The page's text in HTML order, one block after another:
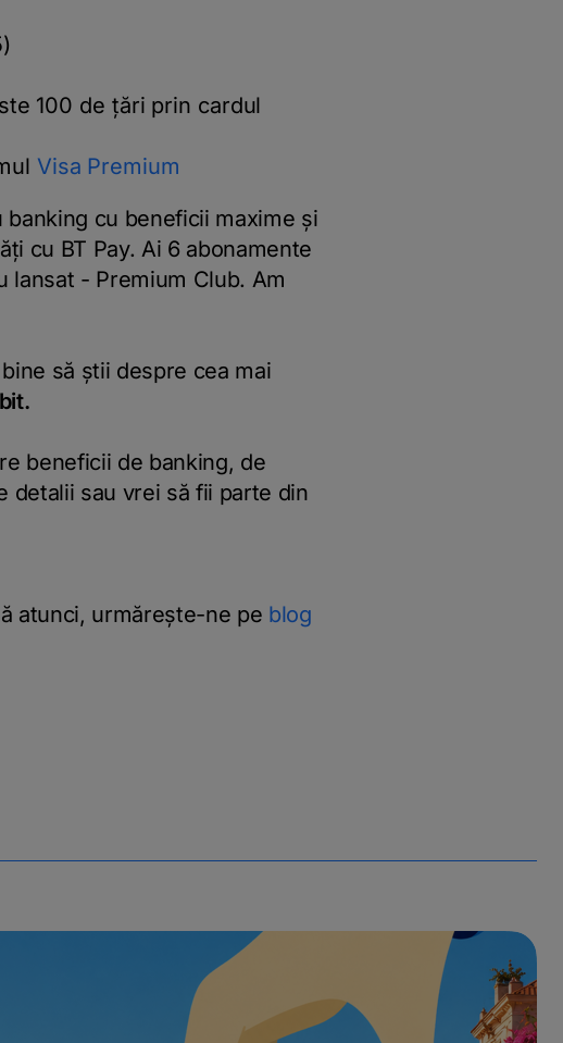
100 de țări prin cardul
Visa Premium
cu beneficii maxime și
cu BT Pay. Ai 6 abonamente
lansat - Premium Club. Am
să știi despre cea mai
beneficii de banking, de
sau vrei să fii parte din
atunci, urmărește-ne pe blog